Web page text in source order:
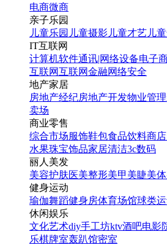
电商微商
亲子乐园
儿童乐园 儿童摄影 儿童才艺 儿
IT互联网
计算机软件通讯|网络设备电子
互联网互联网金融网络安全
地产家居
房地产经纪房地产开发物业管理
卖场
商业零售
综合市场服饰鞋包食品饮料商
水果珠宝饰品家居清洁3c数码
丽人美发
美容护肤医美整形美甲美睫美
健身运动
瑜伽舞蹈健身房体育场馆球类
休闲娱乐
文化艺术diy手工坊ktv酒吧电影
乐棋牌室轰趴馆密室